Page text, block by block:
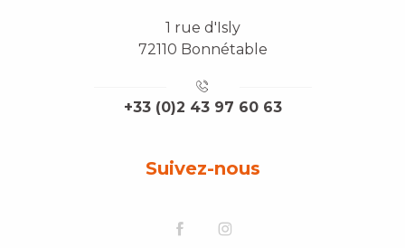
1 rue d'Isly
72110 Bonnétable
+33 (0)2 43 97 60 63
Suivez-nous